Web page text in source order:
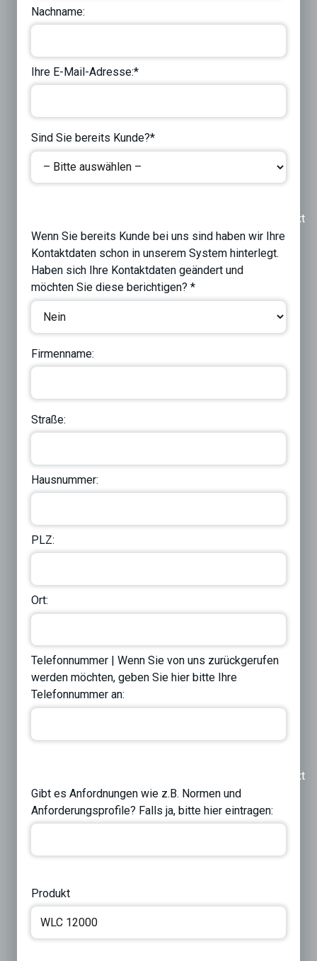
Nachname:
Ihre E-Mail-Adresse:*
Sind Sie bereits Kunde?*
Next
Wenn Sie bereits Kunde bei uns sind haben wir Ihre
Kontaktdaten schon in unserem System hinterlegt.
Haben sich Ihre Kontaktdaten geändert und
möchten Sie diese berichtigen? *
Firmenname:
Straße:
Hausnummer:
PLZ:
Ort:
Telefonnummer | Wenn Sie von uns zurückgerufen
werden möchten, geben Sie hier bitte Ihre
Telefonnummer an:
Next
Gibt es Anfordnungen wie z.B. Normen und
Anforderungsprofile? Falls ja, bitte hier eintragen:
Produkt